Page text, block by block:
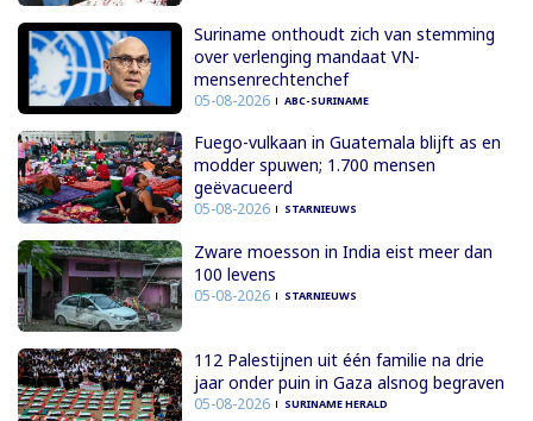
Suriname onthoudt zich van stemming
over verlenging mandaat VN-
mensenrechtenchef
05-08-2026 ABC-SURINAME
Fuego-vulkaan in Guatemala blijft as en
modder spuwen; 1.700 mensen
geëvacueerd
05-08-2026 STARNIEUWS
Zware moesson in India eist meer dan
100 levens
05-08-2026 STARNIEUWS
112 Palestijnen uit één familie na drie
jaar onder puin in Gaza alsnog begraven
05-08-2026 SURINAME HERALD